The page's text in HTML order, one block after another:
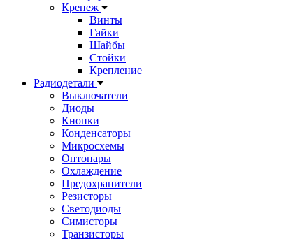
Крепеж
Винты
Гайки
Шайбы
Стойки
Крепление
Радиодетали
Выключатели
Диоды
Кнопки
Конденсаторы
Микросхемы
Оптопары
Охлаждение
Предохранители
Резисторы
Светодиоды
Симисторы
Транзисторы